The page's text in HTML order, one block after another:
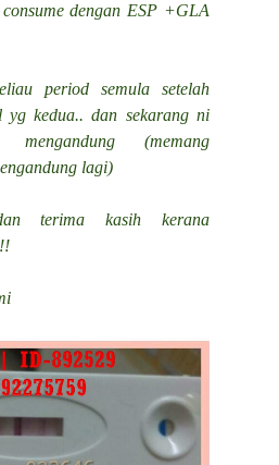
dengan ESP +GLA
period semula setelah
kedua.. dan sekarang ni
(memang
lagi)
terima kasih kerana